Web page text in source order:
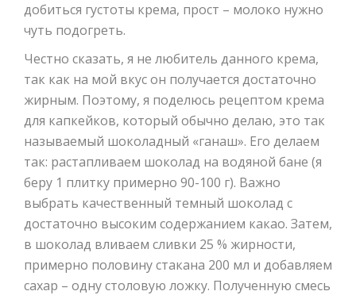
добиться густоты крема, прост – молоко нужно
чуть подогреть.
Честно сказать, я не любитель данного крема,
так как на мой вкус он получается достаточно
жирным. Поэтому, я поделюсь рецептом крема
для капкейков, который обычно делаю, это так
называемый шоколадный «ганаш». Его делаем
так: растапливаем шоколад на водяной бане (я
беру 1 плитку примерно 90-100 г). Важно
выбрать качественный темный шоколад с
достаточно высоким содержанием какао. Затем,
в шоколад вливаем сливки 25 % жирности,
примерно половину стакана 200 мл и добавляем
сахар – одну столовую ложку. Полученную смесь